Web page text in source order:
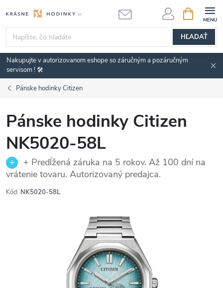
na
obsah
HĽADAŤ
KOŠÍK
Nakupujte v autorizovanom eshope so záručným a pozáručným
servisom ! 🛠️
Pánske hodinky Citizen
Pánske hodinky Citizen
NK5020-58L
+ Predĺžená záruka na 5 rokov. Až 100 dní na
vrátenie tovaru. Autorizovaný predajca.
Kód: NK5020-58L